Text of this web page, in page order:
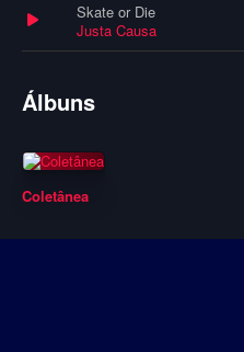
Skate or Die
Justa Causa
Álbuns
Coletânea